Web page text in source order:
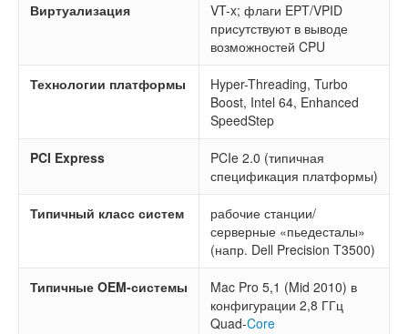
Виртуализация
VT-x; флаги EPT/VPID
присутствуют в выводе
возможностей CPU
Технологии платформы
Hyper-Threading, Turbo
Boost, Intel 64, Enhanced
SpeedStep
PCI Express
PCIe 2.0 (типичная
спецификация платформы)
Типичный класс систем
рабочие станции/
серверные «пьедесталы»
(напр. Dell Precision T3500)
Типичные OEM-системы
Mac Pro 5,1 (Mid 2010) в
конфигурации 2,8 ГГц
Quad-Core